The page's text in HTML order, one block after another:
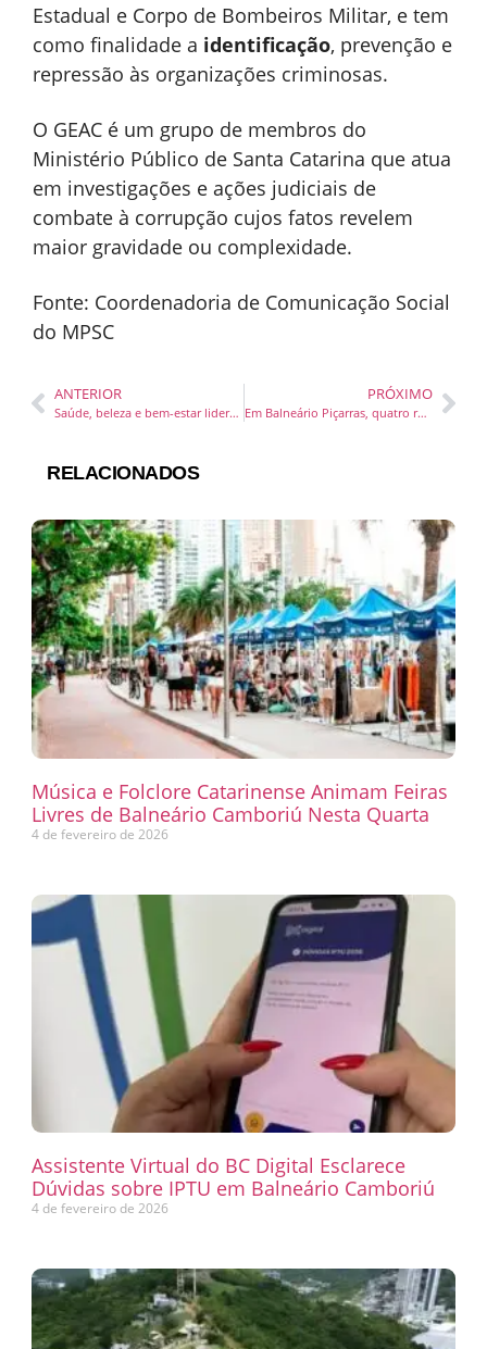
Estadual e Corpo de Bombeiros Militar, e tem
como finalidade a identificação, prevenção e
repressão às organizações criminosas.
O GEAC é um grupo de membros do
Ministério Público de Santa Catarina que atua
em investigações e ações judiciais de
combate à corrupção cujos fatos revelem
maior gravidade ou complexidade.
Fonte: Coordenadoria de Comunicação Social
do MPSC
ANTERIOR
Saúde, beleza e bem-estar lideram crescimento do setor de franquias no Brasil
PRÓXIMO
Em Balneário Piçarras, quatro réus denunciados pelo MPSC são condenados na Operação Facção Litoral
RELACIONADOS
Música e Folclore Catarinense Animam Feiras
Livres de Balneário Camboriú Nesta Quarta
4 de fevereiro de 2026
Assistente Virtual do BC Digital Esclarece
Dúvidas sobre IPTU em Balneário Camboriú
4 de fevereiro de 2026